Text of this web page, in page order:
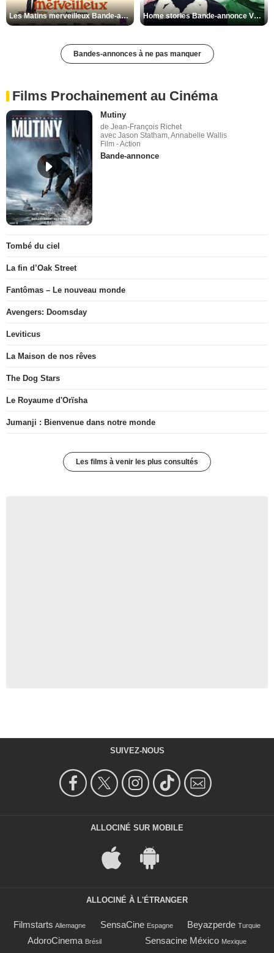
Les Matins merveilleux Bande-annonce VF Home stories Bande-annonce VO STFR
Bandes-annonces à ne pas manquer
Films Prochainement au Cinéma
Mutiny
de Jean-François Richet
avec Jason Statham, Annabelle Wallis
Film - Action
Bande-annonce
Tombé du ciel
La fin d’Oak Street
Fantômas – Le nouveau monde
Avengers: Doomsday
Leviticus
La Maison de nos rêves
The Dog Stars
Le Royaume d'Orïsha
Jumanji : Bienvenue dans notre monde
Les films à venir les plus consultés
SUIVEZ-NOUS
ALLOCINÉ SUR MOBILE
ALLOCINÉ À L'ÉTRANGER
Filmstarts Allemagne SensaCine Espagne Beyazperde Turquie
AdoroCinema Brésil Sensacine México Mexique